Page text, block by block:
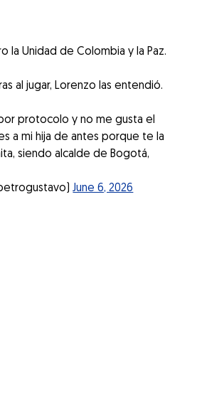
la Unidad de Colombia y la Paz.
al jugar, Lorenzo las entendió.
protocolo y no me gusta el
a mi hija de antes porque te la
siendo alcalde de Bogotá,
June 6, 2026